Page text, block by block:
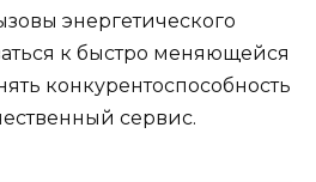
энергетического
к быстро меняющейся
конкурентоспособность
сервис.